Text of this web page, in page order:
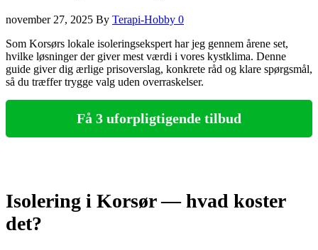
november 27, 2025 By Terapi-Hobby 0
Som Korsørs lokale isoleringsekspert har jeg gennem årene set,
hvilke løsninger der giver mest værdi i vores kystklima. Denne
guide giver dig ærlige prisoverslag, konkrete råd og klare spørgsmål,
så du træffer trygge valg uden overraskelser.
Få 3 uforpligtigende tilbud
Isolering i Korsør — hvad koster
det?